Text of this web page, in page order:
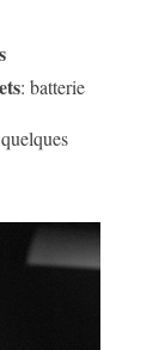
: batterie